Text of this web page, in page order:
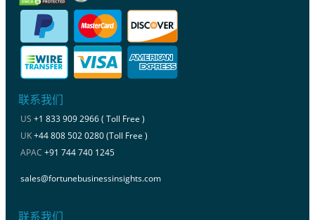
联系我们
US +1 833 909 2966 ( Toll Free )
UK+44 808 502 0280 (Toll Free )
APAC +91 744 740 1245
sales@fortunebusinessinsights.com
联系我们